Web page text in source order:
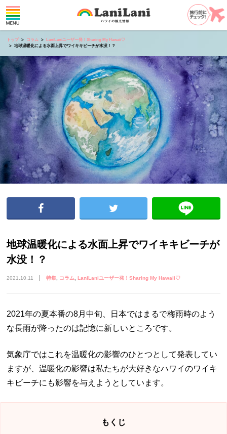
トップ コラム
LaniLaniユーザー発！Sharing My Hawaii♡
地球温暖化による水面上昇でワイキキビーチが水没！？
地球温暖化による水面上昇でワイキキビーチが
水没！？
2021.10.11 特集 コラム LaniLaniユーザー発！Sharing My Hawaii♡
2021年の夏本番の8月中旬、日本ではまるで梅雨時のよう
な長雨が降ったのは記憶に新しいところです。
気象庁ではこれを温暖化の影響のひとつとして発表してい
ますが、温暖化の影響は私たちが大好きなハワイのワイキ
キビーチにも影響を与えようとしています。
もくじ